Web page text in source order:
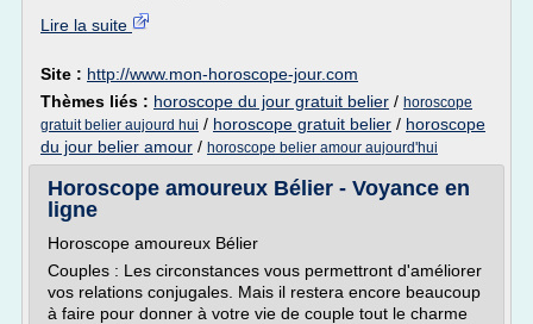
Lire la suite
Site : http://www.mon-horoscope-jour.com
Thèmes liés : horoscope du jour gratuit belier / horoscope
gratuit belier aujourd hui / horoscope gratuit belier / horoscope
du jour belier amour / horoscope belier amour aujourd'hui
Horoscope amoureux Bélier - Voyance en
ligne
Horoscope amoureux Bélier
Couples : Les circonstances vous permettront d'améliorer
vos relations conjugales. Mais il restera encore beaucoup
à faire pour donner à votre vie de couple tout le charme